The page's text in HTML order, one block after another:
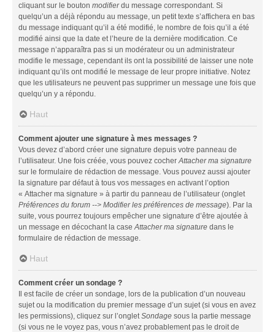
cliquant sur le bouton modifierdu message correspondant. Si
quelqu’un a déjà répondu au message, un petit texte s’affichera en bas
du message indiquant qu’il a été modifié, le nombre de fois qu’il a été
modifié ainsi que la date et l’heure de la dernière modification. Ce
message n’apparaîtra pas si un modérateur ou un administrateur
modifie le message, cependant ils ont la possibilité de laisser une note
indiquant qu’ils ont modifié le message de leur propre initiative. Notez
que les utilisateurs ne peuvent pas supprimer un message une fois que
quelqu’un y a répondu.
Haut
Comment ajouter une signature à mes messages ?
Vous devez d’abord créer une signature depuis votre panneau de
l’utilisateur. Une fois créée, vous pouvez cocherAttacher ma signature
sur le formulaire de rédaction de message. Vous pouvez aussi ajouter
la signature par défaut à tous vos messages en activant l’option
« Attacher ma signature » à partir du panneau de l’utilisateur (onglet
Préférences du forum --> Modifier les préférences de message). Par la
suite, vous pourrez toujours empêcher une signature d’être ajoutée à
un message en décochant la caseAttacher ma signature dans le
formulaire de rédaction de message.
Haut
Comment créer un sondage ?
Il est facile de créer un sondage, lors de la publication d’un nouveau
sujet ou la modification du premier message d’un sujet (si vous en avez
les permissions), cliquez sur l’ongletSondage sous la partie message
(si vous ne le voyez pas, vous n’avez probablement pas le droit de